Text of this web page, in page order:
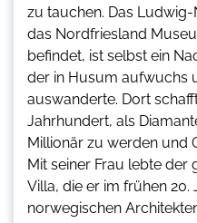
zu tauchen. Das
das Nordfriesland
befindet, ist selbst ein
der in Husum aufwuchs
auswanderte. Dort
Jahrhundert, als
Millionär zu werden und
Mit seiner Frau lebte der
Villa, die er im frühen
norwegischen